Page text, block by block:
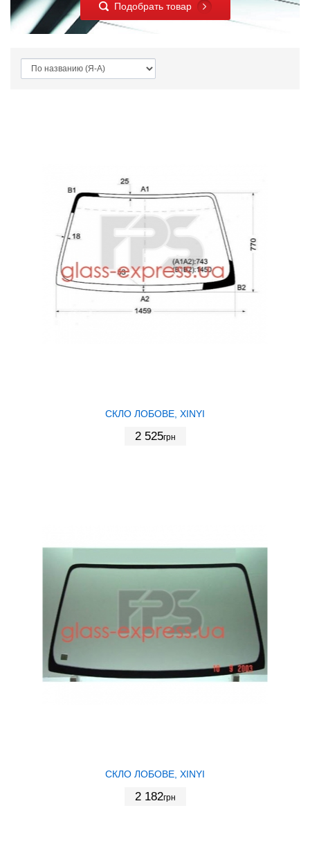
Подобрать товар
СКЛО ЛОБОВЕ, XINYI
2 525грн
СКЛО ЛОБОВЕ, XINYI
2 182грн